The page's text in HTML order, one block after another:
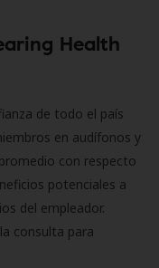
Health
de todo el país
en audífonos y
con respecto
potenciales a
del empleador.
consulta para